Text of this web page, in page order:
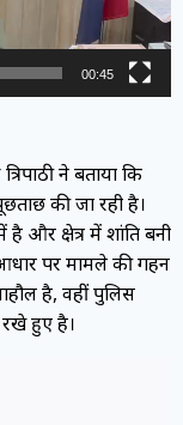
00:45
ने बताया कि
की जा रही है।
है और क्षेत्र में शांति बनी
पर मामले की गहन
है, वहीं पुलिस
रखे हुए है।